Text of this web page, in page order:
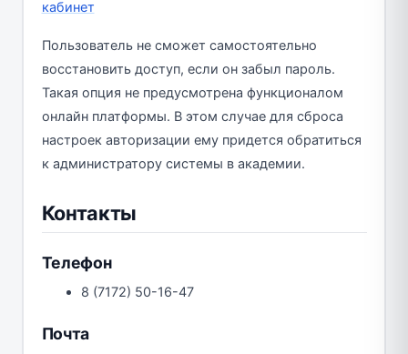
Пользователь не сможет самостоятельно
восстановить доступ, если он забыл пароль.
Такая опция не предусмотрена функционалом
онлайн платформы. В этом случае для сброса
настроек авторизации ему придется обратиться
к администратору системы в академии.
Контакты
Телефон
8 (7172) 50-16-47
Почта